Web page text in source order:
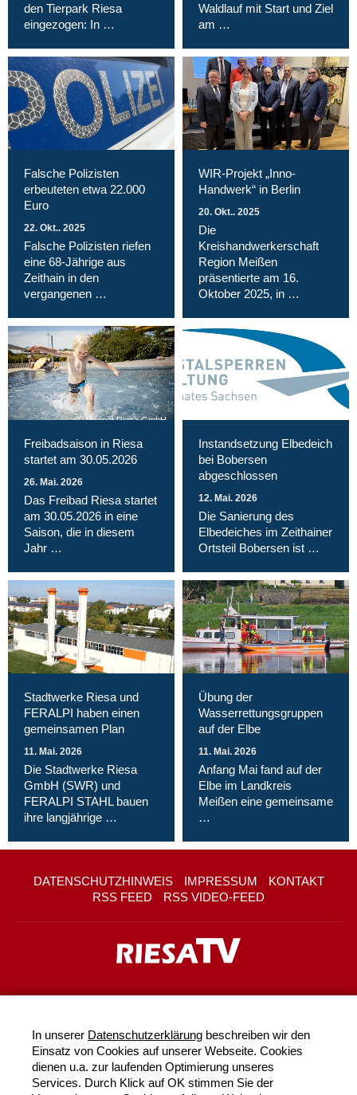
den Tierpark Riesa
eingezogen: In …
Waldlauf mit Start und Ziel
am …
Falsche Polizisten
erbeuteten etwa 22.000
Euro
22. Okt.. 2025
Falsche Polizisten riefen
eine 68-Jährige aus
Zeithain in den
vergangenen …
WIR-Projekt „Inno-
Handwerk“ in Berlin
20. Okt.. 2025
Die
Kreishandwerkerschaft
Region Meißen
präsentierte am 16.
Oktober 2025, in …
Magnet Riesa GmbH
Freibadsaison in Riesa
startet am 30.05.2026
26. Mai. 2026
Das Freibad Riesa startet
am 30.05.2026 in eine
Saison, die in diesem
Jahr …
Instandsetzung Elbedeich
bei Bobersen
abgeschlossen
12. Mai. 2026
Die Sanierung des
Elbedeiches im Zeithainer
Ortsteil Bobersen ist …
Stadtwerke Riesa und
FERALPI haben einen
gemeinsamen Plan
11. Mai. 2026
Die Stadtwerke Riesa
GmbH (SWR) und
FERALPI STAHL bauen
ihre langjährige …
Übung der
Wasserrettungsgruppen
auf der Elbe
11. Mai. 2026
Anfang Mai fand auf der
Elbe im Landkreis
Meißen eine gemeinsame
…
DATENSCHUTZHINWEIS IMPRESSUM
KONTAKT
RSS FEED
RSS VIDEO-FEED
In unserer Datenschutzerklärung beschreiben wir den
Einsatz von Cookies auf unserer Webseite. Cookies
dienen u.a. zur laufenden Optimierung unseres
Services. Durch Klick auf OK stimmen Sie der